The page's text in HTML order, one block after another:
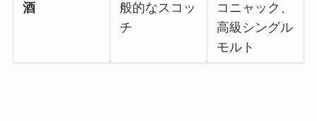
酒
般的なスコッ
チ
コニャック、
高級シングル
モルト